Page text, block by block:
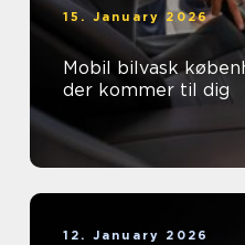
15. January 2026
Mobil bilvask københavn
der kommer til dig
12. January 2026